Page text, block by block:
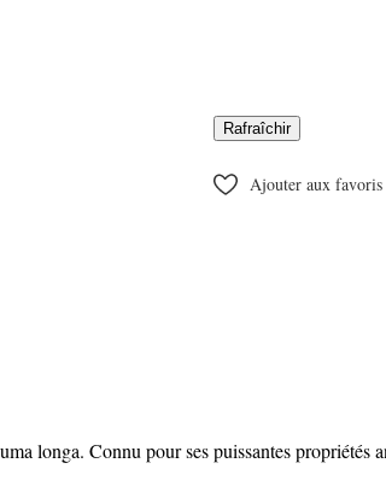
Ajouter aux favoris
longa. Connu pour ses puissantes propriétés